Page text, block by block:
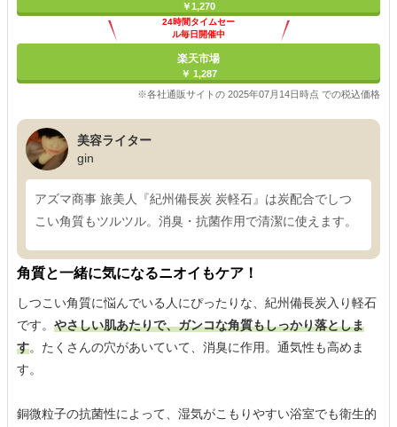
￥1,270
24時間タイムセー
ル毎日開催中
楽天市場
￥ 1,287
※各社通販サイトの 2025年07月14日時点 での税込価格
美容ライター
gin
アズマ商事 旅美人『紀州備長炭 炭軽石』は炭配合でしつ
こい角質もツルツル。消臭・抗菌作用で清潔に使えます。
角質と一緒に気になるニオイもケア！
しつこい角質に悩んでいる人にぴったりな、紀州備長炭入り軽石
です。 やさしい肌あたりで、ガンコな角質もしっかり落としま
す。たくさんの穴があいていて、消臭に作用。通気性も高めま
す。
銅微粒子の抗菌性によって、湿気がこもりやすい浴室でも衛生的